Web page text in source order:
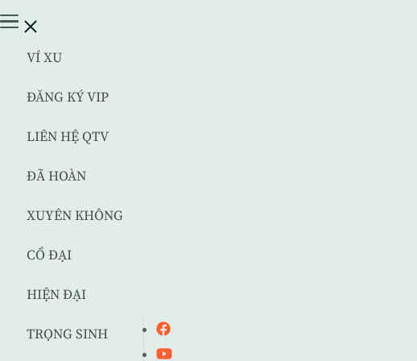
VÍ XU
ĐĂNG KÝ VIP
LIÊN HỆ QTV
ĐÃ HOÀN
XUYÊN KHÔNG
CỔ ĐẠI
HIỆN ĐẠI
TRỌNG SINH